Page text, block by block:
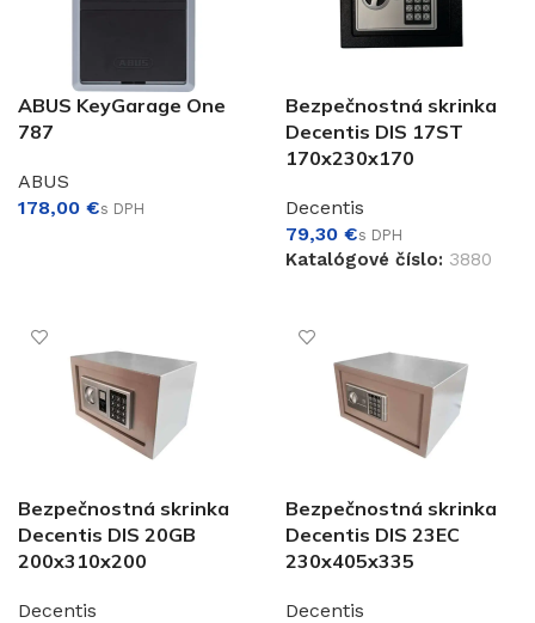
ABUS KeyGarage One
787
ABUS
€
Bezpečnostná skrinka
Decentis DIS 17ST
170x230x170
Decentis
€
Katalógové číslo: 3880
Bezpečnostná skrinka
Decentis DIS 20GB
200x310x200
Decentis
Bezpečnostná skrinka
Decentis DIS 23EC
230x405x335
Decentis